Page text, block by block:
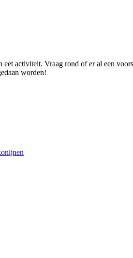
activiteit. Vraag rond of er al een
worden!